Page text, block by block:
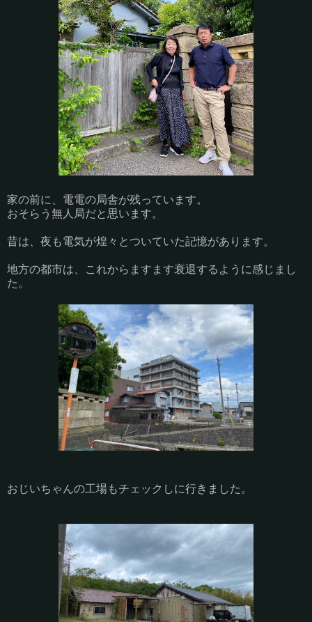
家の前に、電電の局舎が残っています。
おそらう無人局だと思います。
昔は、夜も電気が煌々とついていた記憶があります。
地方の都市は、これからますます衰退するように感じまし
た。
おじいちゃんの工場もチェックしに行きました。